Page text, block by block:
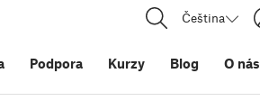
Čeština
Podpora Kurzy Blog O nás